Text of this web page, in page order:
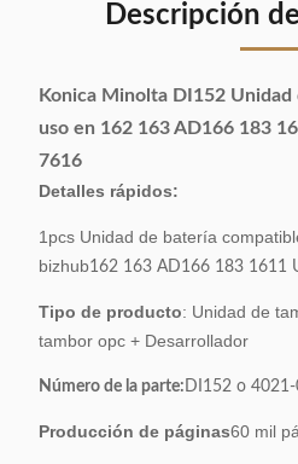
Descripción
Konica Minolta DI152
uso en 162 163 AD166 183
7616
Detalles rápidos:
1pcs Unidad de batería
bizhub162 163 AD166 183 1611
Tipo de producto: Unidad de
tambor opc + Desarrollador
Número de la parte: DI152 o
Producción de páginas60 mil